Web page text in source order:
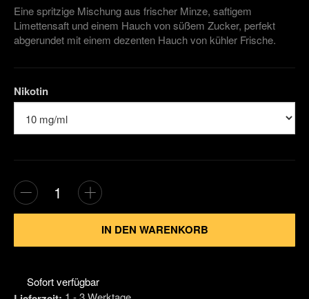
Eine spritzige Mischung aus frischer Minze, saftigem
Limettensaft und einem Hauch von süßem Zucker, perfekt
abgerundet mit einem dezenten Hauch von kühler Frische.
Nikotin
IN DEN WARENKORB
Sofort verfügbar